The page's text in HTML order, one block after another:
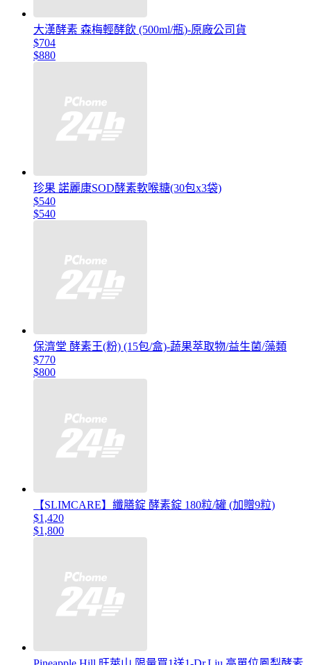
大漢酵素 森梅輕酵飲 (500ml/瓶)-原廠公司貨
$704
$880
珍果 諾麗康SOD酵素軟喉糖(30包x3袋)
$540
$540
保濟堂 酵素王(粉) (15包/盒)-蔬果萃取物/益生菌/藻類
$770
$800
【SLIMCARE】纖膳錠 酵素錠 180粒/罐 (加贈9粒)
$1,420
$1,800